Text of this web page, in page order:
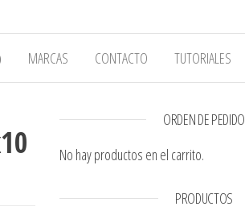
MARCAS CONTACTO TUTORIALES
ORDEN DE PEDIDO
No hay productos en el carrito.
PRODUCTOS